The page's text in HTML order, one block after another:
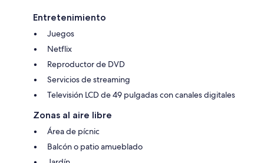
Entretenimiento
Juegos
Netflix
Reproductor de DVD
Servicios de streaming
Televisión LCD de 49 pulgadas con canales digitales
Zonas al aire libre
Área de pícnic
Balcón o patio amueblado